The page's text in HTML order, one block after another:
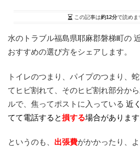
この記事は約12分で読めま
水のトラブル福島県耶麻郡磐梯町の
おすすめの選び方をシェアします。
トイレのつまり、パイプのつまり、
てヒビ割れて、そのヒビ割れ部分か
ルで、焦ってポストに入っている 近
てて電話すると損する場合があります
というのも、 出張費がかかったり、